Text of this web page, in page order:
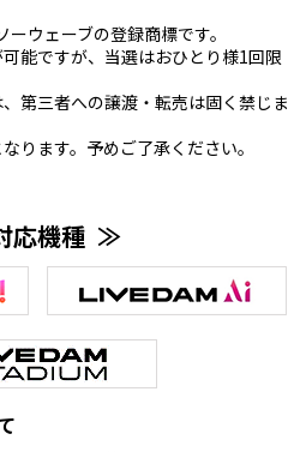
ウェーブの登録商標です。
能ですが、当選はおひとり様1回限
第三者への譲渡・転売は固く禁じま
ります。予めご了承ください。
応機種 ≫